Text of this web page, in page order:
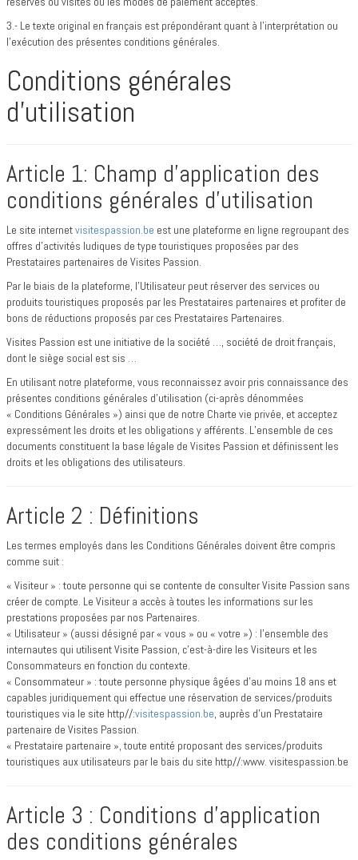
3.- Le texte original en français est prépondérant quant à l’interprétation ou
l’exécution des présentes conditions générales.
Conditions générales
d’utilisation
Article 1: Champ d’application des
conditions générales d’utilisation
Le site internetvisitespassion.be est une plateforme en ligne regroupant des
offres d’activités ludiques de type touristiques proposées par des
Prestataires partenaires de Visites Passion.
Par le biais de la plateforme, l’Utilisateur peut réserver des services ou
produits touristiques proposés par les Prestataires partenaires et profiter de
bons de réductions proposés par ces Prestataires Partenaires.
Visites Passion est une initiative de la société …, société de droit français,
dont le siège social est sis …
En utilisant notre plateforme, vous reconnaissez avoir pris connaissance des
présentes conditions générales d’utilisation (ci-après dénommées
« Conditions Générales ») ainsi que de notre Charte vie privée, et acceptez
expressément les droits et les obligations y afférents. L’ensemble de ces
documents constituent la base légale de Visites Passion et définissent les
droits et les obligations des utilisateurs.
Article 2 : Définitions
Les termes employés dans les Conditions Générales doivent être compris
comme suit :
« Visiteur » : toute personne qui se contente de consulter Visite Passion sans
créer de compte. Le Visiteur a accès à toutes les informations sur les
prestations proposées par nos Partenaires.
« Utilisateur » (aussi désigné par « vous » ou « votre ») : l'ensemble des
internautes qui utilisent Visite Passion, c’est-à-dire les Visiteurs et les
Consommateurs en fonction du contexte.
« Consommateur » : toute personne physique âgées d’au moins 18 ans et
capables juridiquement qui effectue une réservation de services/produits
touristiques via le site http//:visitespassion.be, auprès d’un Prestataire
partenaire de Visites Passion.
« Prestataire partenaire », toute entité proposant des services/produits
touristiques aux utilisateurs par le bais du site http//:www. visitespassion.be
Article 3 : Conditions d’application
des conditions générales